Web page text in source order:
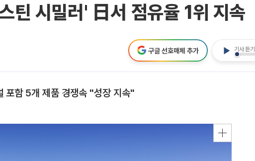
틴 시밀러' 日서 점유율 1위 지속
기사 듣기
구글 선호매체 추가
함 5개 제품 경쟁속 "성장 지속"